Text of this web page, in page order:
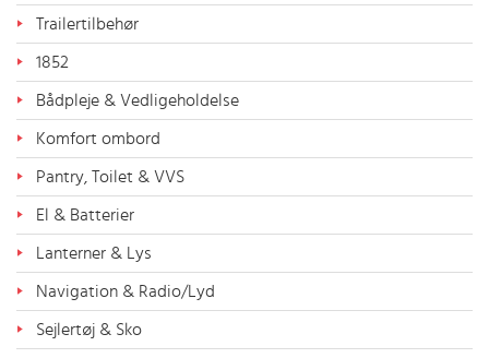
Trailertilbehør
1852
Bådpleje & Vedligeholdelse
Komfort ombord
Pantry, Toilet & VVS
El & Batterier
Lanterner & Lys
Navigation & Radio/Lyd
Sejlertøj & Sko